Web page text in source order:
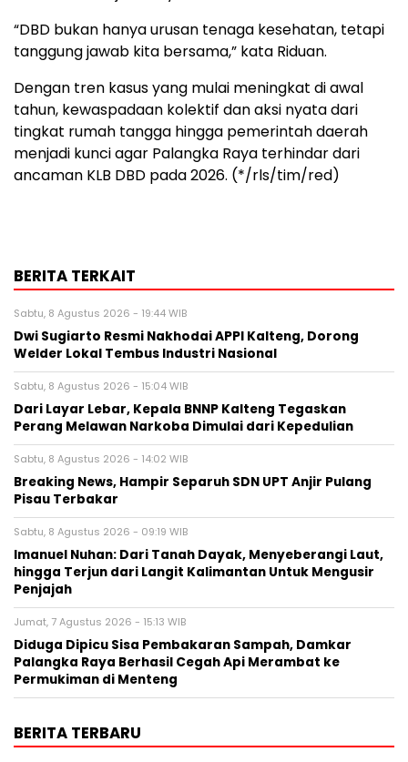
“DBD bukan hanya urusan tenaga kesehatan, tetapi
tanggung jawab kita bersama,” kata Riduan.
Dengan tren kasus yang mulai meningkat di awal
tahun, kewaspadaan kolektif dan aksi nyata dari
tingkat rumah tangga hingga pemerintah daerah
menjadi kunci agar Palangka Raya terhindar dari
ancaman KLB DBD pada 2026. (*/rls/tim/red)
BERITA TERKAIT
Sabtu, 8 Agustus 2026 - 19:44 WIB
Dwi Sugiarto Resmi Nakhodai APPI Kalteng, Dorong
Welder Lokal Tembus Industri Nasional
Sabtu, 8 Agustus 2026 - 15:04 WIB
Dari Layar Lebar, Kepala BNNP Kalteng Tegaskan
Perang Melawan Narkoba Dimulai dari Kepedulian
Sabtu, 8 Agustus 2026 - 14:02 WIB
Breaking News, Hampir Separuh SDN UPT Anjir Pulang
Pisau Terbakar
Sabtu, 8 Agustus 2026 - 09:19 WIB
Imanuel Nuhan: Dari Tanah Dayak, Menyeberangi Laut,
hingga Terjun dari Langit Kalimantan Untuk Mengusir
Penjajah
Jumat, 7 Agustus 2026 - 15:13 WIB
Diduga Dipicu Sisa Pembakaran Sampah, Damkar
Palangka Raya Berhasil Cegah Api Merambat ke
Permukiman di Menteng
BERITA TERBARU